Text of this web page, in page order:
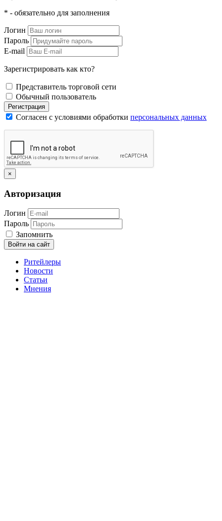
* - обязательно для заполнения
Логин
Пароль
E-mail
Зарегистрировать как кто?
Представитель торговой сети
Обычный пользователь
Регистрация
Согласен с условиями обработки персональных данных
×
Авторизация
Логин
Пароль
Запомнить
Войти на сайт
Ритейлеры
Новости
Статьи
Мнения